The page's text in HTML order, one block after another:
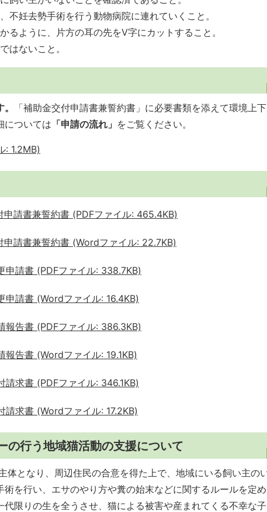
不妊去勢手術を行う動物病院に連れていくこと。
るように、片方の耳の先をV字にカットすること。
はないこと。
「補助金交付申請書兼誓約書」に必要書類を添えて環境上下
については 「申請の流れ」 をご覧ください。
: 1.2MB)
申請書兼誓約書 (PDFファイル: 465.4KB)
申請書兼誓約書 (Wordファイル: 22.7KB)
申請書 (PDFファイル: 338.7KB)
申請書 (Wordファイル: 16.4KB)
報告書 (PDFファイル: 386.3KB)
報告書 (Wordファイル: 19.1KB)
請求書 (PDFファイル: 346.1KB)
請求書 (Wordファイル: 17.2KB)
の行う地域猫活動の支援について
体となり、周辺住民の合意を得た上で、地域にいる飼い主の
を行い、エサのやり方や糞の始末などに関するルールを定め
限りの生を全うさせ、猫による被害や産まれてくる不幸な子